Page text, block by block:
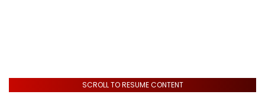
SCROLL TO RESUME CONTENT